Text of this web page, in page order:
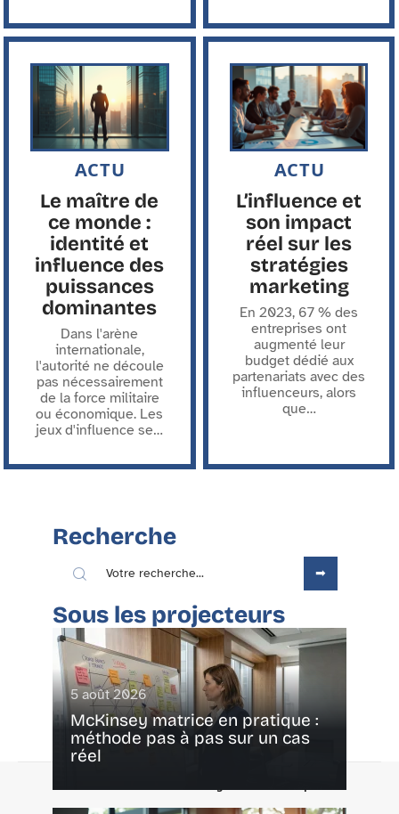
ACTU
Le maître de
ce monde :
identité et
influence des
puissances
dominantes
Dans l'arène
internationale,
l'autorité ne découle
pas nécessairement
de la force militaire
ou économique. Les
jeux d'influence se…
ACTU
L’influence et
son impact
réel sur les
stratégies
marketing
En 2023, 67 % des
entreprises ont
augmenté leur
budget dédié aux
partenariats avec des
influenceurs, alors
que…
Recherche
Sous les projecteurs
5 août 2026
McKinsey matrice en pratique :
méthode pas à pas sur un cas
réel